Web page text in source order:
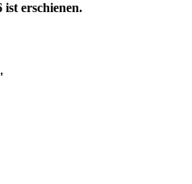
ist erschienen.